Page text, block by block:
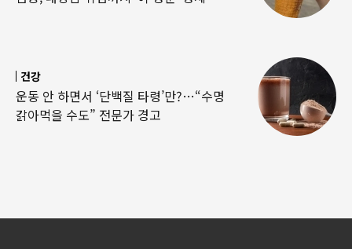
건강
운동 안 하면서 ‘단백질 타령’만?…“수명
갉아먹을 수도” 전문가 경고